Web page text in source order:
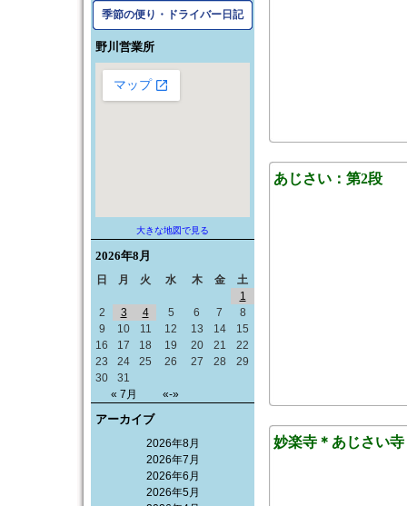
季節の便り・ドライバー日記
野川営業所
大きな地図で見る
2026年8月
日 月 火 水 木 金 土
« 7月 «-»
1
2
3 4 5 6 7
8
9
10 11 12 13 14
15
16
17 18 19 20 21
22
23
24 25 26 27 28
29
30
31
アーカイブ
2026年8月
2026年7月
2026年6月
2026年5月
あじさい：第2段
妙楽寺＊あじさい寺